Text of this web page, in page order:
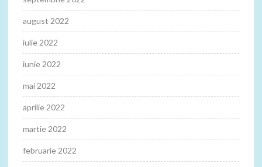
august 2022
iulie 2022
iunie 2022
mai 2022
aprilie 2022
martie 2022
februarie 2022